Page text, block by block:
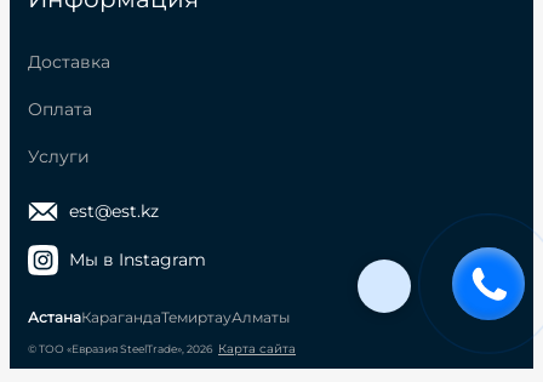
Доставка
Оплата
Услуги
est@est.kz
Мы в Instagram
АстанаКарагандаТемиртауАлматы
© ТОО «Евразия SteelTrade», 2026 Карта сайта